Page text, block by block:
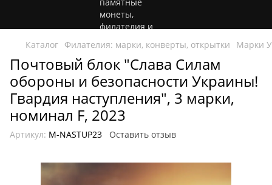
Каталог Филателия: марки, конверты, открытки Марки
Почтовый блок "Слава Силам
обороны и безопасности Украины!
Гвардия наступления", 3 марки,
номинал F, 2023
Артикул: M-NASTUP23 Оставить отзыв